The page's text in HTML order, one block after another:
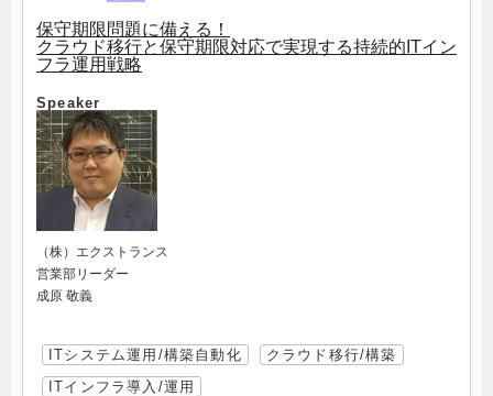
保守期限問題に備える！
クラウド移行と保守期限対応で実現する持続的ITイン
フラ運用戦略
Speaker
（株）エクストランス
営業部リーダー
成原 敬義
ITシステム運用/構築自動化
クラウド移行/構築
ITインフラ導入/運用